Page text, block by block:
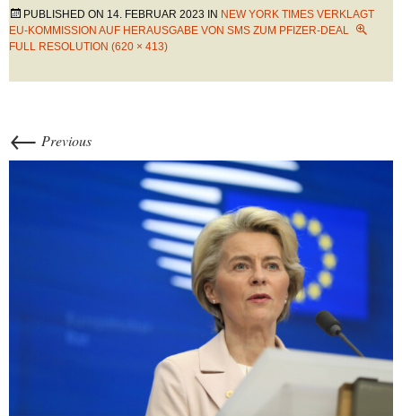
PUBLISHED ON 14. FEBRUAR 2023 IN NEW YORK TIMES VERKLAGT
EU-KOMMISSION AUF HERAUSGABE VON SMS ZUM PFIZER-DEAL
FULL RESOLUTION (620 × 413)
← Previous